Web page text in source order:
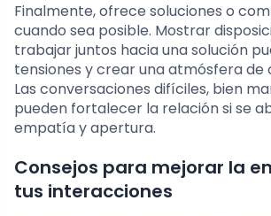
Finalmente, ofrece soluciones o
cuando sea posible. Mostrar
trabajar juntos hacia una solución
tensiones y crear una atmósfera de
Las conversaciones difíciles, bien
pueden fortalecer la relación si se
empatía y apertura.
Consejos para mejorar la
tus interacciones